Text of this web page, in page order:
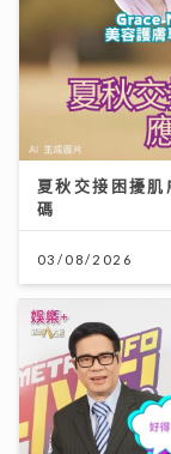
夏秋交接困擾
碼
03/08/2026